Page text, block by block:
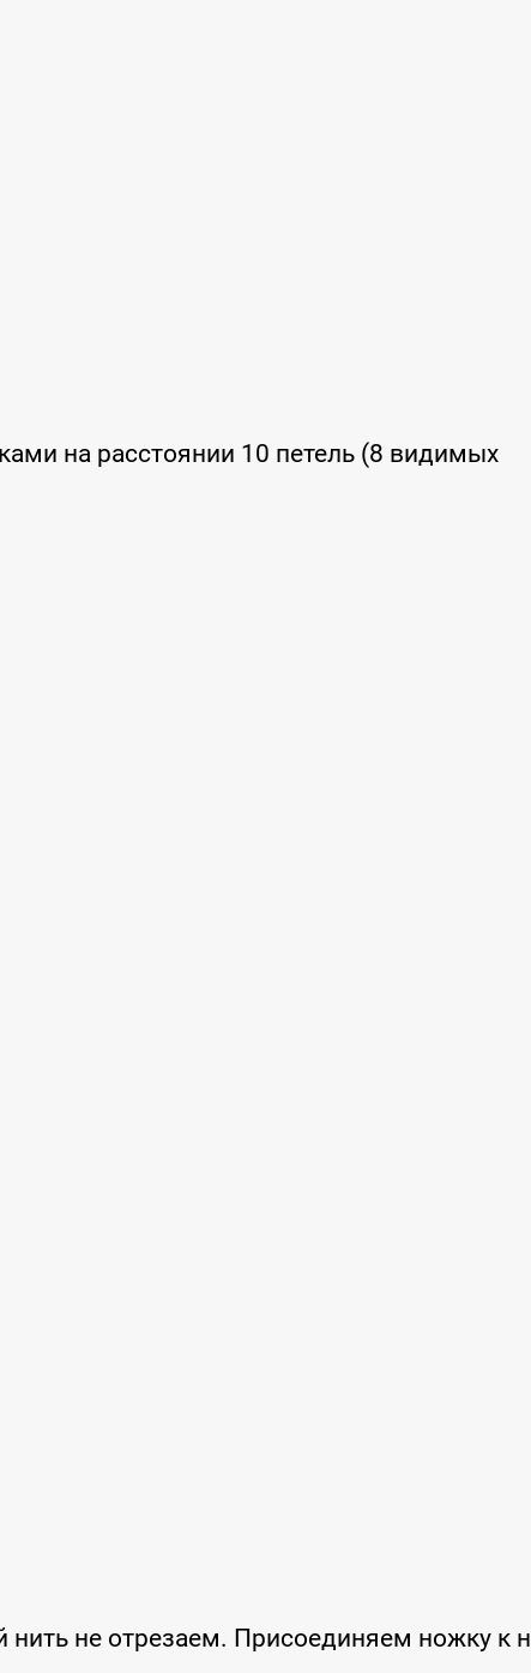
на расстоянии 10 петель (8 видимых
нить не отрезаем. Присоединяем ножку к